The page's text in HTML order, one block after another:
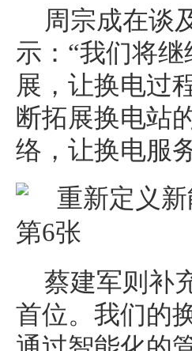
周宗成在谈
示：“我们将
展，让换电过
断拓展换电站
络，让换电服
蔡建军则补
首位。我们的